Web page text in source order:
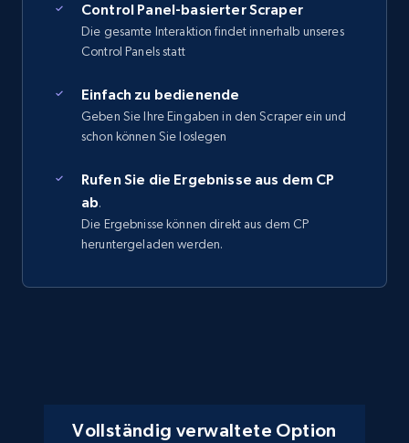
Control Panel-basierter Scraper
Die gesamte Interaktion findet innerhalb unseres
Control Panels statt
Einfach zu bedienende
Geben Sie Ihre Eingaben in den Scraper ein und
schon können Sie loslegen
Rufen Sie die Ergebnisse aus dem CP
ab.
Die Ergebnisse können direkt aus dem CP
heruntergeladen werden.
Vollständig verwaltete Option